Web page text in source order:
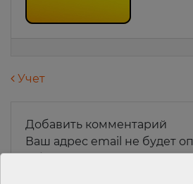
Навигация по
Учет
Добавить комментарий
Ваш адрес email не будет
Обязательные поля